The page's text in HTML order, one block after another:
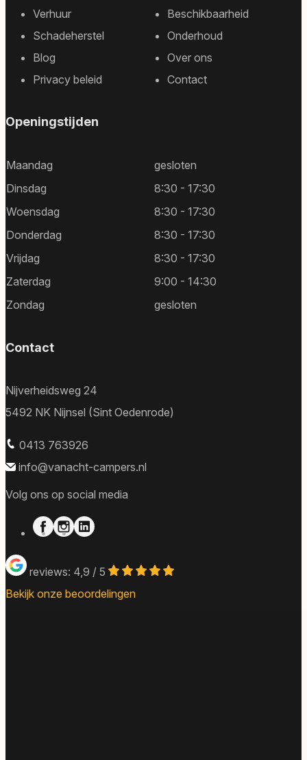
Footer
sitemap
Verhuur
Beschikbaarheid
Schadeherstel
Onderhoud
Blog
Over ons
Privacy beleid
Contact
Openingstijden
Maandag
gesloten
Dinsdag
8:30 - 17:30
Woensdag
8:30 - 17:30
Donderdag
8:30 - 17:30
Vrijdag
8:30 - 17:30
Zaterdag
9:00 - 14:30
Zondag
gesloten
Contact
Nijverheidsweg 24
5492 NK Nijnsel (Sint Oedenrode)
0413 763926
info@vanacht-campers.nl
Volg ons op social media
reviews: 4,9 / 5
Bekijk onze beoordelingen